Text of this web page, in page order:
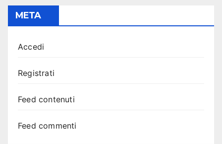
META
Accedi
Registrati
Feed contenuti
Feed commenti